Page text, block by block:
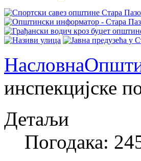
Насловна
инспекцијске
Детаљи
Погодака: